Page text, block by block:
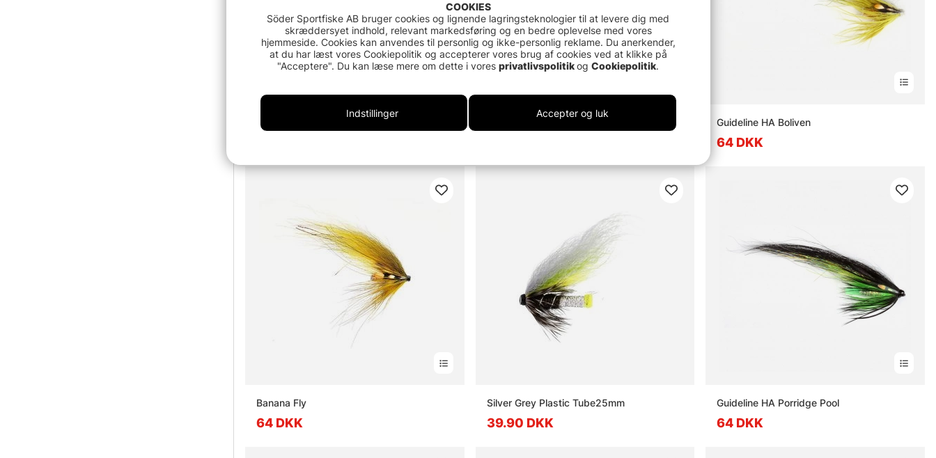
Guideline SG's Flashwing Sunray Yellow Tube Guideline HA Boliven
64 DKK
Banana Fly
64 DKK
Silver Grey Plastic Tube25mm
39.90 DKK
Guideline HA Porridge Pool
64 DKK
COOKIES
Söder Sportfiske AB bruger cookies og lignende lagringsteknologier til at levere dig med
skræddersyet indhold, relevant markedsføring og en bedre oplevelse med vores
hjemmeside. Cookies kan anvendes til personlig og ikke-personlig reklame. Du anerkender,
at du har læst vores Cookiepolitik og accepterer vores brug af cookies ved at klikke på
"Acceptere". Du kan læse mere om dette i vores privatlivspolitikog Cookiepolitik.
Indstillinger Accepter og luk